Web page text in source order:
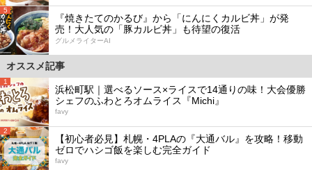
5
『焼きたてのかるび』から「にんにくカルビ丼」が発
売！大人気の「豚カルビ丼」も待望の復活
グルメライターAI
オススメ記事
1
浜松町駅｜選べるソース×ライスで14通りの味！大会優勝
シェフのふわとろオムライス『Michi』
favy
2
【初心者必見】札幌・4PLAの『大通バル』を攻略！移動
ゼロでハシゴ飯を楽しむ完全ガイド
favy